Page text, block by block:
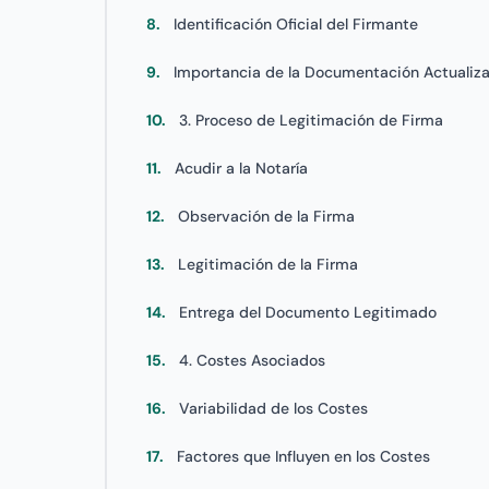
8. Identificación Oficial del Firmante
9. Importancia de la Documentación
10. 3. Proceso de Legitimación de Firma
11. Acudir a la Notaría
12. Observación de la Firma
13. Legitimación de la Firma
14. Entrega del Documento Legitimado
15. 4. Costes Asociados
16. Variabilidad de los Costes
17. Factores que Influyen en los Costes